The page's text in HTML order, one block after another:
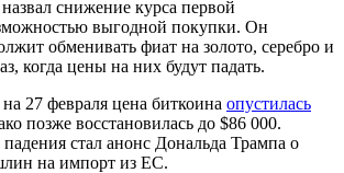
снижение курса первой
выгодной покупки. Он
обменивать фиат на золото, серебро и
когда цены на них будут падать.
27 февраля цена биткоина опустилась
позже восстановилась до $86 000.
стал анонс Дональда Трампа о
на импорт из ЕС.